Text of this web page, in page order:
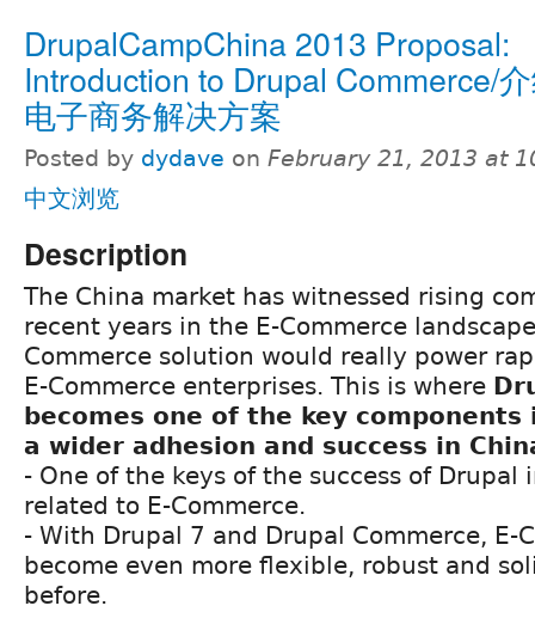
DrupalCampChina 2013 Proposal:
Introduction to Drupal Commerce/
电子商务解决方案
Posted by dydave on February 21, 2013 at
中文浏览
Description
The China market has witnessed rising
recent years in the E-Commerce
Commerce solution would really power
E-Commerce enterprises. This is where
becomes one of the key
a wider adhesion and success in
- One of the keys of the success of Drupal
related to E-Commerce.
- With Drupal 7 and Drupal Commerce, E-
become even more flexible, robust and
before.